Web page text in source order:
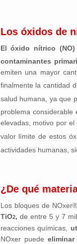
Los óxidos de
El óxido nítrico
contaminantes
emiten una mayor
finalmente la cantidad
salud humana, ya que
problema
elevadas, motivo por
valor límite de estos
actividades humanas,
¿De qué
Los bloques de
TiO2, de entre 5 y 7
reacciones químicas,
NOxer puede